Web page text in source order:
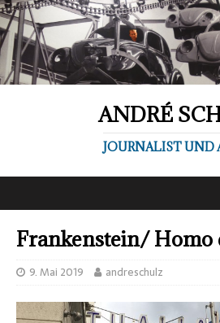
ANDRÉ
JOURNALIST UND
Frankenstein/ Homo
9. Mai 2019 andreschulz